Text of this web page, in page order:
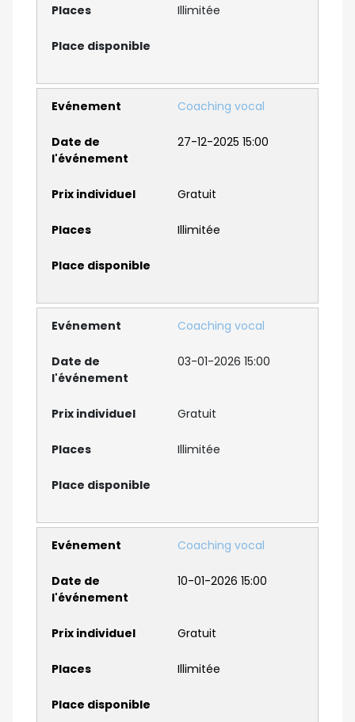
Illimitée
Coaching vocal
27-12-2025 15:00
Gratuit
Illimitée
Coaching vocal
03-01-2026 15:00
Gratuit
Illimitée
Coaching vocal
10-01-2026 15:00
Gratuit
Illimitée